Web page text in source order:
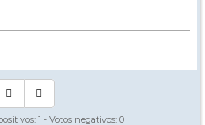
solo a alguna escapada de esquí ,
1 - Votos negativos: 0